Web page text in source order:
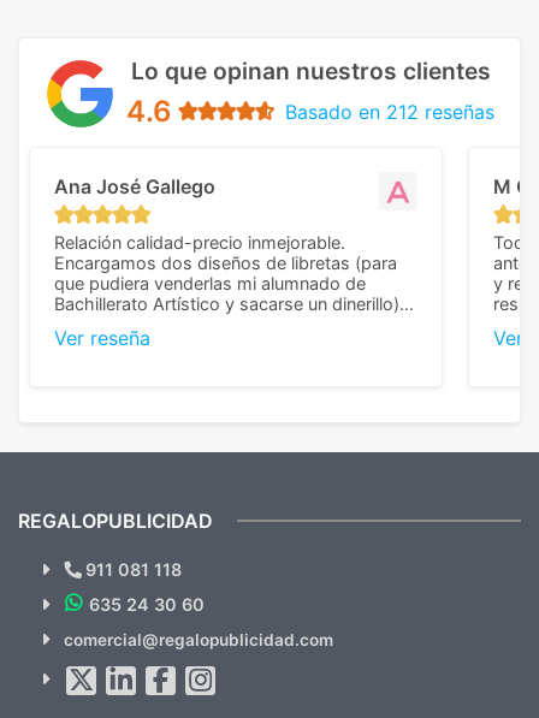
Lo que opinan nuestros clientes
4.6 Basado en 212 reseñas
Ana José Gallego
Relación calidad-precio inmejorable.
Encargamos dos diseños de libretas (para
que pudiera venderlas mi alumnado de
Bachillerato Artístico y sacarse un dinerillo) y
diferencia, con libretas de muy buena calidad
Ver reseña
M C
Todo
y
Ver
¿Quieres ver nuestras últimas
Novedades y Ofertas?
hacemos Spam)
REGALOPUBLICIDAD
911 081 118
635 24 30 60
comercial@regalopublicidad.com